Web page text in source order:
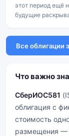
этот период ещё
будущие
Все облигации
Что важно
СберИОС581
облигация с
стоимость
размещения —